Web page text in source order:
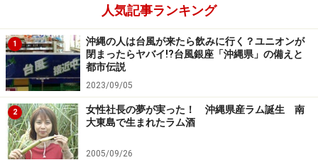
人気記事ランキング
1
沖縄の人は台風が来たら飲みに行く？ユニオンが
閉まったらヤバイ!?台風銀座「沖縄県」の備えと
都市伝説
2023/09/05
2
女性社長の夢が実った！ 沖縄県産ラム誕生 南
大東島で生まれたラム酒
2005/09/26